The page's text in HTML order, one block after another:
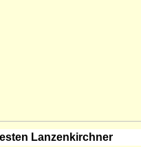
Lanzenkirchner